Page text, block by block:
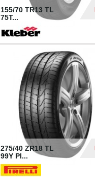
155/70 TR13 TL
75T...
275/40 ZR18 TL
99Y PI...